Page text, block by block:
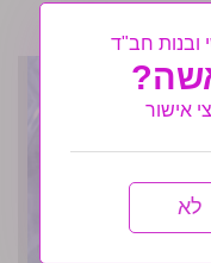
ובנות חב"ד
אישור
לא